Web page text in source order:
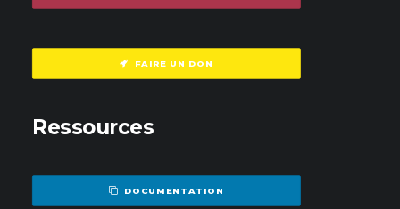
FAIRE UN DON
Ressources
DOCUMENTATION